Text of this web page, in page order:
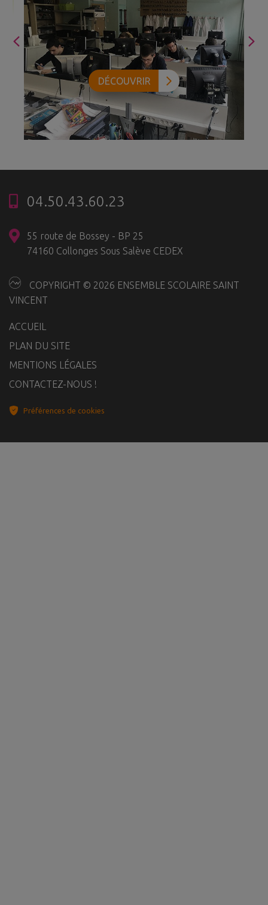
DÉCOUVRIR
04.50.43.60.23
55 route de Bossey - BP 25
74160 Collonges Sous Salève CEDEX
COPYRIGHT © 2026 ENSEMBLE SCOLAIRE SAINT
VINCENT
ACCUEIL
PLAN DU SITE
MENTIONS LÉGALES
CONTACTEZ-NOUS !
Préférences de cookies